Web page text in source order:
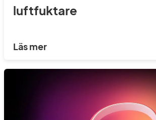
luftfuktare
Läs mer